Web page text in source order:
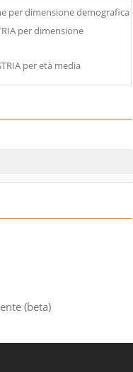
per dimensione demografica
per dimensione
per età media
(beta)